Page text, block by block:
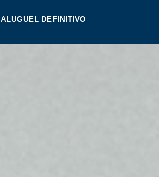
ALUGUEL DEFINITIVO